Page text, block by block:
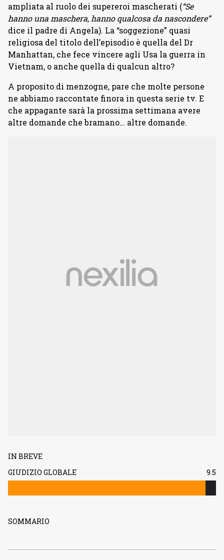
ampliata al ruolo dei supereroi mascherati (“Se
hanno una maschera, hanno qualcosa da nascondere”
dice il padre di Angela). La “soggezione” quasi
religiosa del titolo dell’episodio è quella del Dr
Manhattan, che fece vincere agli Usa la guerra in
Vietnam, o anche quella di qualcun altro?
A proposito di menzogne, pare che molte persone
ne abbiamo raccontate finora in questa serie tv. E
che appagante sarà la prossima settimana avere
altre domande che bramano… altre domande.
IN BREVE
GIUDIZIO GLOBALE
9.5
SOMMARIO